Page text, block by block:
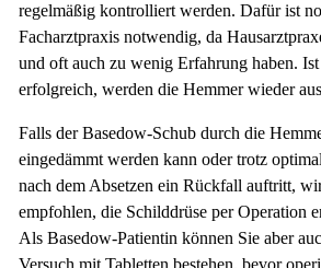
regelmäßig kontrolliert werden. Dafür ist
Facharztpraxis notwendig, da
und oft auch zu wenig Erfahrung haben.
erfolgreich, werden die Hemmer wieder
Falls der Basedow-Schub durch die
eingedämmt werden kann oder trotz
nach dem Absetzen ein Rückfall auftritt,
empfohlen, die Schilddrüse per Operation
Als Basedow-Patientin können Sie aber
Versuch mit Tabletten bestehen, bevor